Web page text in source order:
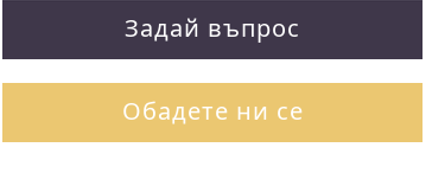
Задай въпрос
Обадете ни се